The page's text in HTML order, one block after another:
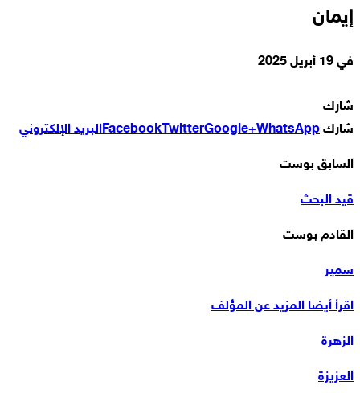
إيمان
في 19 أبريل 2025
شارك
شارك
FacebookTwitterGoogle+WhatsApp البريد الإلكتروني
السابق بوست
قيد البحث
القادم بوست
سمير
اقرأ أيضا المزيد عن المؤلف
الزهرة
العزيزة